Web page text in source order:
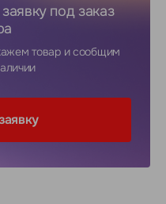
под заказ
товар и сообщим